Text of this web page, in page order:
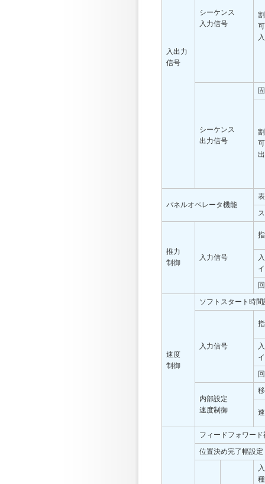
入出力
信号
シーケンス
入力信号
シーケンス
出力信号
パネルオペレータ機能
推力
制御
入力信号
速度
制御
ソフトスタート時間
入力信号
内部設定
速度制御
フィードフォワード
位置決め完了幅設定